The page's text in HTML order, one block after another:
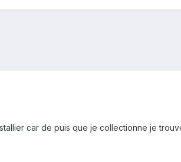
car de puis que je collectionne je